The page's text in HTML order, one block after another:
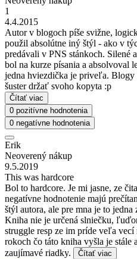
1
4.4.2015
Autor v blogoch píše svižne,
použil absolútne iný štýl - ako v
predávali v PNS stánkoch. Silené
bol na kurze písania a absolvoval
jedna hviezdička je priveľa. Blogy
šuster držať svoho kopyta :p
Čítať viac
0 pozitívne hodnotenia
0 negatívne hodnotenia
Erik
Neoverený nákup
9.5.2019
This was hardcore
Bol to hardcore. Je mi jasne, ze
negatívne hodnotenie majú
štýl autora, ale pre mna je to
Kniha nie je určená slniečku,
struggle resp ze im príde veľa
rokoch čo táto kniha vyšla je stále
zaujímavé riadky.
Čítať viac